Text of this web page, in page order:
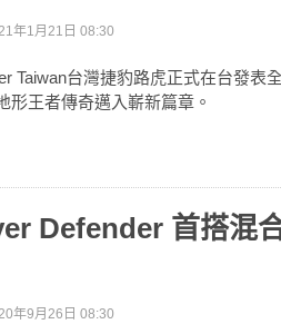
年1月21日 08:30
Taiwan台灣捷豹路虎正式在台發表
形王者傳奇邁入嶄新篇章。
Defender 首搭混
年9月26日 08:30